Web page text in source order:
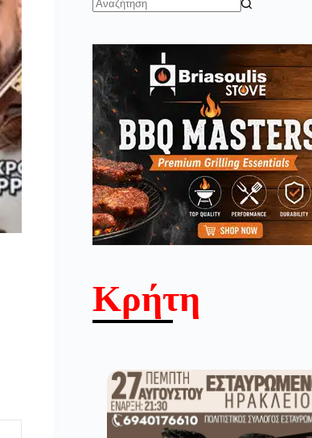
Κρήτη